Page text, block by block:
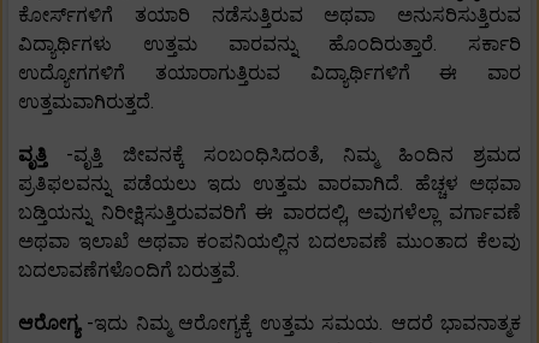
ಕೋರ್ಸ್‌ಗಳಿಗೆ ತಯಾರಿ ನಡೆಸುತ್ತಿರುವ ಅಥವಾ ಅನುಸರಿಸುತ್ತಿರುವ
ವಿದ್ಯಾರ್ಥಿಗಳು ಉತ್ತಮ ವಾರವನ್ನು ಹೊಂದಿರುತ್ತಾರೆ. ಸರ್ಕಾರಿ
ಉದ್ಯೋಗಗಳಿಗೆ ತಯಾರಾಗುತ್ತಿರುವ ವಿದ್ಯಾರ್ಥಿಗಳಿಗೆ ಈ ವಾರ
ಉತ್ತಮವಾಗಿರುತ್ತದೆ.
ವೃತ್ತಿ -ವೃತ್ತಿ ಜೀವನಕ್ಕೆ ಸಂಬಂಧಿಸಿದಂತೆ, ನಿಮ್ಮ ಹಿಂದಿನ ಶ್ರಮದ
ಪ್ರತಿಫಲವನ್ನು ಪಡೆಯಲು ಇದು ಉತ್ತಮ ವಾರವಾಗಿದೆ. ಹೆಚ್ಚಳ ಅಥವಾ
ಬಡ್ತಿಯನ್ನು ನಿರೀಕ್ಷಿಸುತ್ತಿರುವವರಿಗೆ ಈ ವಾರದಲ್ಲಿ, ಅವುಗಳೆಲ್ಲಾ ವರ್ಗಾವಣೆ
ಅಥವಾ ಇಲಾಖೆ ಅಥವಾ ಕಂಪನಿಯಲ್ಲಿನ ಬದಲಾವಣೆ ಮುಂತಾದ ಕೆಲವು
ಬದಲಾವಣೆಗಳೊಂದಿಗೆ ಬರುತ್ತವೆ.
ಆರೋಗ್ಯ -ಇದು ನಿಮ್ಮ ಆರೋಗ್ಯಕ್ಕೆ ಉತ್ತಮ ಸಮಯ. ಆದರೆ ಭಾವನಾತ್ಮಕ